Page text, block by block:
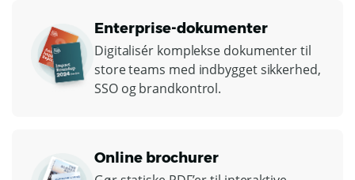
Enterprise-dokumenter
Digitalisér komplekse dokumenter til
store teams med indbygget sikkerhed,
SSO og brandkontrol.
Online brochurer